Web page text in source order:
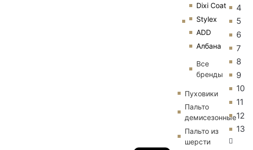
Dixi Coat
Stylex
ADD
Албана
Все
бренды
Пуховики
Пальто
демисезонные
Пальто из
шерсти
4
5
6
7
8
9
10
11
12
13